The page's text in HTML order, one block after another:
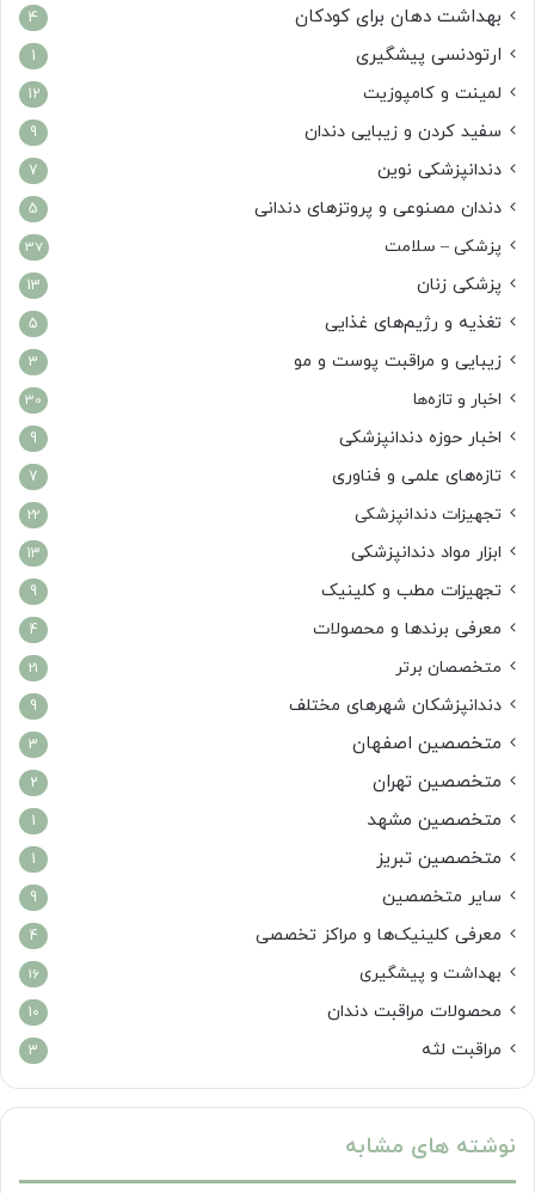
بهداشت دهان برای کودکان 4
ارتودنسی پیشگیری 1
لمینت و کامپوزیت 12
سفید کردن و زیبایی دندان 9
دندانپزشکی نوین 7
دندان مصنوعی و پروتزهای دندانی 5
پزشکی – سلامت 37
پزشکی زنان 13
تغذیه و رژیم‌های غذایی 5
زیبایی و مراقبت پوست و مو 3
اخبار و تازه‌ها 30
اخبار حوزه دندانپزشکی 9
تازه‌های علمی و فناوری 7
تجهیزات دندانپزشکی 22
ابزار مواد دندانپزشکی 13
تجهیزات مطب و کلینیک 9
معرفی برندها و محصولات 4
متخصصان برتر 21
دندانپزشکان شهرهای مختلف 9
متخصصین اصفهان 3
متخصصین تهران 2
متخصصین مشهد 1
متخصصین تبریز 1
سایر متخصصین 9
معرفی کلینیک‌ها و مراکز تخصصی 4
بهداشت و پیشگیری 16
محصولات مراقبت دندان 10
مراقبت لثه 3
نوشته های مشابه